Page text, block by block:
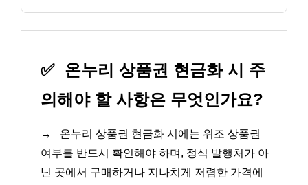
✅ 온누리 상품권 현금화 시 주
의해야 할 사항은 무엇인가요?
→
온누리 상품권 현금화 시에는 위조 상품권
여부를 반드시 확인해야 하며, 정식 발행처가 아
닌 곳에서 구매하거나 지나치게 저렴한 가격에